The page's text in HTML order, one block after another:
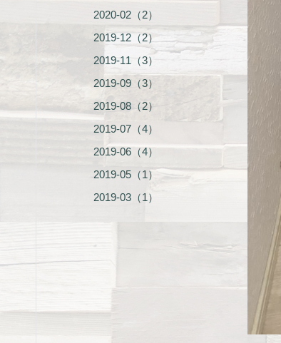
2020-02（2）
2019-12（2）
2019-11（3）
2019-09（3）
2019-08（2）
2019-07（4）
2019-06（4）
2019-05（1）
2019-03（1）